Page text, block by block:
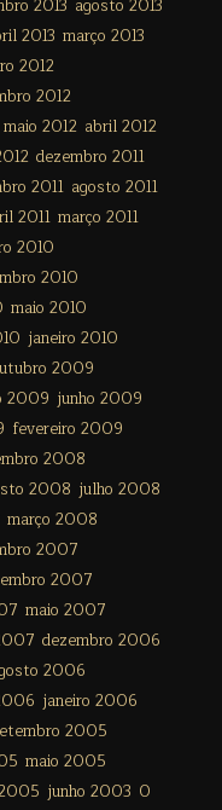
2013 agosto 2013
2013 março 2013
2012
2012
maio 2012 abril 2012
dezembro 2011
2011 agosto 2011
2011 março 2011
2010
2010
maio 2010
janeiro 2010
2009
2009 junho 2009
fevereiro 2009
2008
2008 julho 2008
março 2008
2007
2007
maio 2007
dezembro 2006
2006
janeiro 2006
2005
maio 2005
junho 2003 0